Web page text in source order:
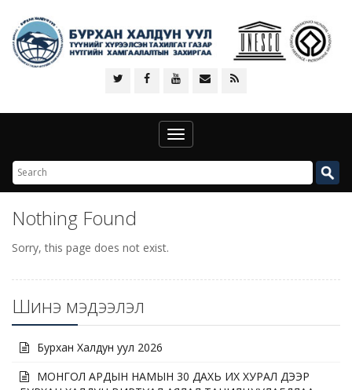
Toggle
navigation
Nothing Found
Sorry, this page does not exist.
Шинэ мэдээлэл
Бурхан Халдун уул 2026
МОНГОЛ АРДЫН НАМЫН 30 ДАХЬ ИХ ХУРАЛ ДЭЭР